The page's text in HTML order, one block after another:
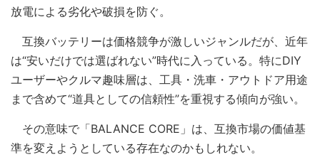
放電による劣化や破損を防ぐ。
互換バッテリーは価格競争が激しいジャンルだが、近年
は“安いだけでは選ばれない”時代に入っている。特にDIY
ユーザーやクルマ趣味層は、工具・洗車・アウトドア用途
まで含めて“道具としての信頼性”を重視する傾向が強い。
その意味で「BALANCE CORE」は、互換市場の価値基
準を変えようとしている存在なのかもしれない。